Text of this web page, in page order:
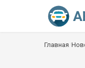
Главная